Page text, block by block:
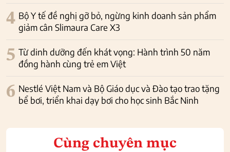
4 Bộ Y tế đề nghị gỡ bỏ, ngừng kinh doanh sản phẩm
giảm cân Slimaura Care X3
5 Từ dinh dưỡng đến khát vọng: Hành trình 50 năm
đồng hành cùng trẻ em Việt
6 Nestlé Việt Nam và Bộ Giáo dục và Đào tạo trao tặng
bể bơi, triển khai dạy bơi cho học sinh Bắc Ninh
Cùng chuyên mục